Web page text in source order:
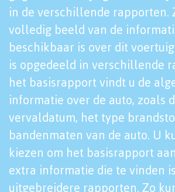
in de verschillende rapporten.
volledig beeld van de
beschikbaar is over dit
is opgedeeld in verschillende
het basisrapport vindt u de
informatie over de auto, zoals
vervaldatum, het type
bandenmaten van de auto. U
kiezen om het basisrapport
extra informatie die te vinden
uitgebreidere rapporten. Zo